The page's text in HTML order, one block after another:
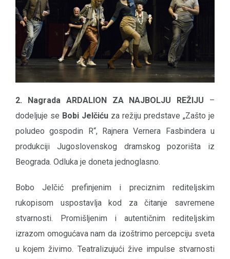
2. Nagrada ARDALION ZA NAJBOLJU REŽIJU –
dodeljuje se Bobi Jelčiću za režiju predstave „Zašto je
poludeo gospodin R“, Rajnera Vernera Fasbindera u
produkciji Jugoslovenskog dramskog pozorišta iz
Beograda. Odluka je doneta jednoglasno.
Bobo Jelčić prefinjenim i preciznim rediteljskim
rukopisom uspostavlja kod za čitanje savremene
stvarnosti. Promišljenim i autentičnim rediteljskim
izrazom omogućava nam da izoštrimo percepciju sveta
u kojem živimo. Teatralizujući žive impulse stvarnosti